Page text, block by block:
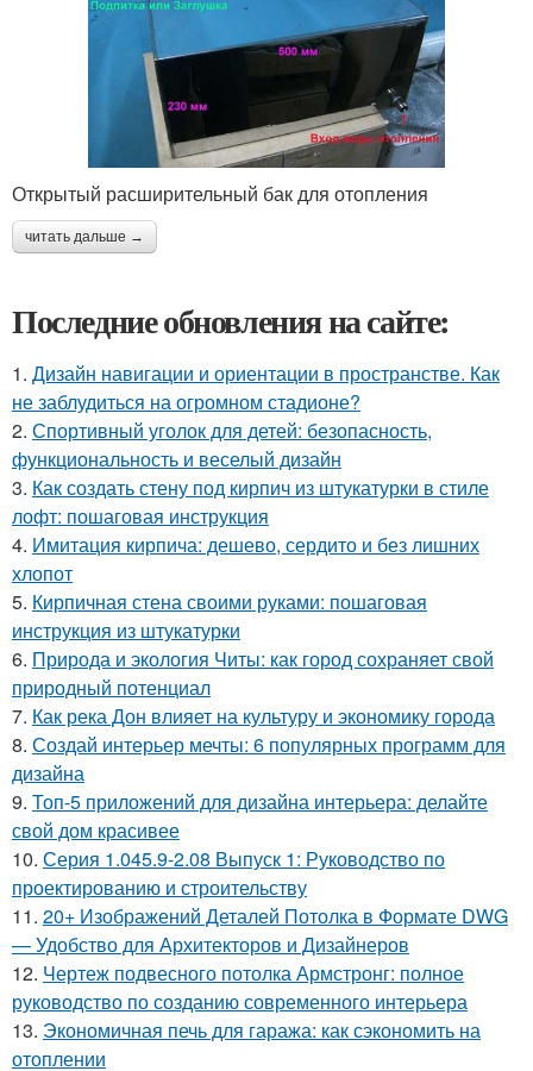
Открытый расширительный бак для отопления
читать дальше →
Последние обновления на сайте:
1. Дизайн навигации и ориентации в пространстве. Как
не заблудиться на огромном стадионе?
2. Спортивный уголок для детей: безопасность,
функциональность и веселый дизайн
3. Как создать стену под кирпич из штукатурки в стиле
лофт: пошаговая инструкция
4. Имитация кирпича: дешево, сердито и без лишних
хлопот
5. Кирпичная стена своими руками: пошаговая
инструкция из штукатурки
6. Природа и экология Читы: как город сохраняет свой
природный потенциал
7. Как река Дон влияет на культуру и экономику города
8. Создай интерьер мечты: 6 популярных программ для
дизайна
9. Топ-5 приложений для дизайна интерьера: делайте
свой дом красивее
10. Серия 1.045.9-2.08 Выпуск 1: Руководство по
проектированию и строительству
11. 20+ Изображений Деталей Потолка в Формате DWG
— Удобство для Архитекторов и Дизайнеров
12. Чертеж подвесного потолка Армстронг: полное
руководство по созданию современного интерьера
13. Экономичная печь для гаража: как сэкономить на
отоплении